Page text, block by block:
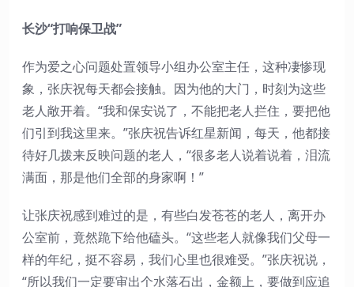
长沙“打响保卫战”
作为爱之心问题处置领导小组办公室主任，这种凄惨现
象，张庆祝每天都会接触。因为他的大门，时刻为这些
老人敞开着。“我和保安说了，不能把老人拦住，要把他
们引到我这里来。”张庆祝告诉红星新闻，每天，他都接
待好几拨来反映问题的老人，“很多老人说着说着，泪流
满面，那是他们全部的身家啊！”
让张庆祝感到难过的是，有些白发苍苍的老人，离开办
公室前，竟然跪下给他磕头。“这些老人就像我们父母一
样的年纪，挺不容易，我们心里也很难受。”张庆祝说，
“所以我们一定要审出个水落石出，金额上，要做到应追